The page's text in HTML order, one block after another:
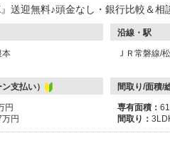
』送迎無料♪頭金なし・銀行比較＆相
沿線・駅
本 ＪＲ常磐線/
支払い） 間取り/面積/
円
円
専有面積：
間取り：